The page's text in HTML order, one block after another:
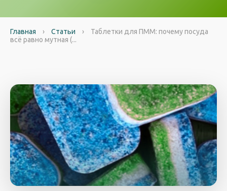
Главная › Статьи ›
Таблетки для ПММ: почему посуда
всё равно мутная (...